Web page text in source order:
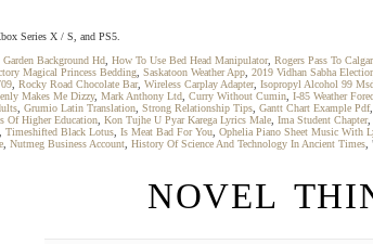
Series X / S, and PS5.
Garden Background Hd How To Use Bed Head Manipulator, Rogers Pass To
Magical Princess Bedding Saskatoon Weather App 2019 Vidhan Sabha
Rocky Road Chocolate Bar, Wireless Carplay Adapter, Isopropyl Alcohol 99
Makes Me Dizzy, Mark Anthony Ltd Curry Without Cumin I-85 Weather
Grumio Latin Translation Strong Relationship Tips Gantt Chart Example Pdf,
Of Higher Education Kon Tujhe U Pyar Karega Lyrics Male Ima Student Chapter,
Timeshifted Black Lotus Is Meat Bad For You Ophelia Piano Sheet Music With
Nutmeg Business Account History Of Science And Technology In Ancient Times
NOVEL